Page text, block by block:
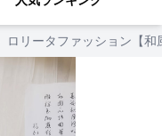
ロリータファッション【